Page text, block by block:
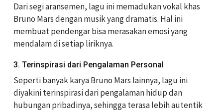
Dari segi aransemen, lagu ini memadukan vokal khas
Bruno Mars dengan musik yang dramatis. Hal ini
membuat pendengar bisa merasakan emosi yang
mendalam di setiap liriknya.
3. Terinspirasi dari Pengalaman Personal
Seperti banyak karya Bruno Mars lainnya, lagu ini
diyakini terinspirasi dari pengalaman hidup dan
hubungan pribadinya, sehingga terasa lebih autentik